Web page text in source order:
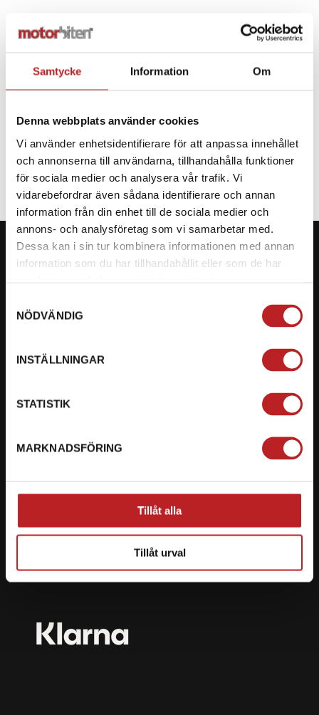
Samtycke Information Om
Denna webbplats använder cookies
Vi använder enhetsidentifierare för att anpassa innehållet
och annonserna till användarna, tillhandahålla funktioner
för sociala medier och analysera vår trafik. Vi
vidarebefordrar även sådana identifierare och annan
information från din enhet till de sociala medier och
annons- och analysföretag som vi samarbetar med.
Dessa kan i sin tur kombinera informationen med annan
information som du har tillhandahållit eller som de har
NÖDVÄNDIG
INSTÄLLNINGAR
STATISTIK
MARKNADSFÖRING
Tillåt alla
Tillåt urval
- +
SPECIFIKATION
Org. nummer: 5566689278
Ryckepungsvägen 3, 79177 Falun
Vi erbjuder flera olika betalsätt. Dina köp är alltid
skyddade med krypteringsteknik.